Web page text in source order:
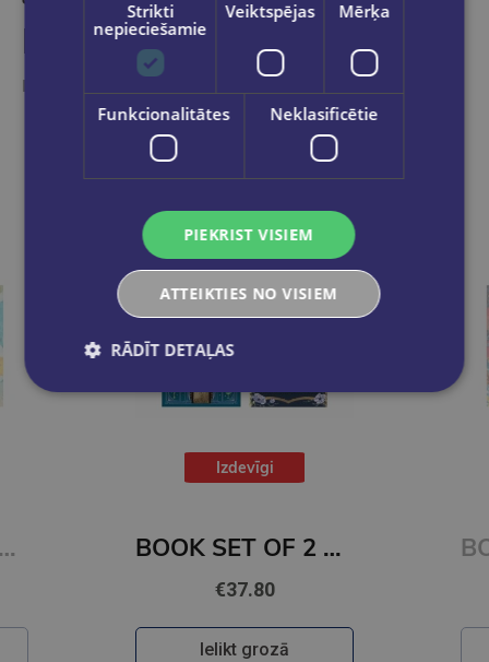
Līdzīgas preces
Ieskaties, varbūt noder
BOOK SET OF 2 Titles: Alchemy of Secrets + Wild Reverence
Izdevīgi
BOOK SET OF 2 Titles: Among the Burning Flowers + The Robin on the Oak Throne
€31.80
Ielikt grozā
Strikti
nepieciešamie
Veiktspējas Mērķa
Funkcionalitātes Neklasificētie
PIEKRIST VISIEM
ATTEIKTIES NO VISIEM
RĀDĪT DETAĻAS